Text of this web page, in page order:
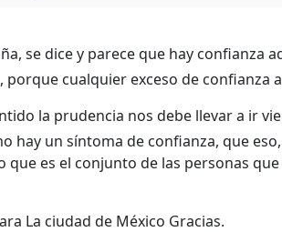
se dice y parece que hay confianza
cualquier exceso de confianza
la prudencia nos debe llevar a ir
hay un síntoma de confianza, que
es el conjunto de las personas
La ciudad de México Gracias.